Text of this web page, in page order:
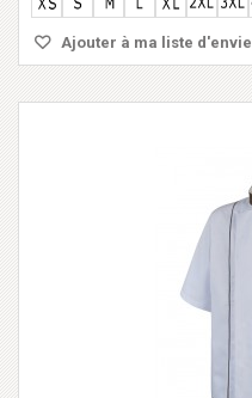
Ajouter à ma liste